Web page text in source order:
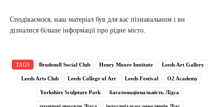
Сподіваємося, наш матеріал був для вас пізнавальним і ви
дізналися більше інформації про рідне місто.
TAGS Brudenell Social Club Henry Moore Institute Leeds Art Gallery
Leeds Arts Club Leeds College of Art Leeds Festival O2 Academy
Yorkshire Sculpture Park багатонаціональність Лідса
грантові проєкти Лідса індустріальна революція Лідс